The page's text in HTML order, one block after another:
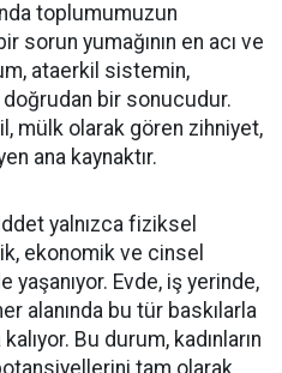
toplumumuzun
sorun yumağının en acı ve
ataerkil sistemin,
doğrudan bir sonucudur.
mülk olarak gören zihniyet,
ana kaynaktır.
yalnızca fiziksel
ekonomik ve cinsel
yaşanıyor. Evde, iş yerinde,
alanında bu tür baskılarla
Bu durum, kadınların
tam olarak